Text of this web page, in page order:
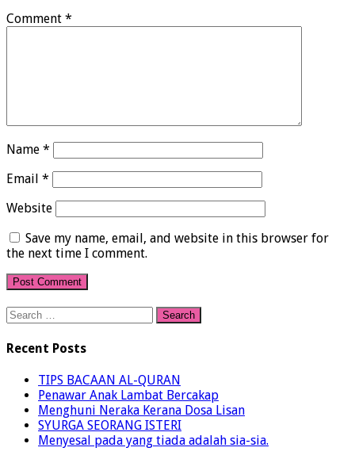
Comment *
Name *
Email *
Website
Save my name, email, and website in this browser for
the next time I comment.
Search
Recent Posts
TIPS BACAAN AL-QURAN
Penawar Anak Lambat Bercakap
Menghuni Neraka Kerana Dosa Lisan
SYURGA SEORANG ISTERI
Menyesal pada yang tiada adalah sia-sia.